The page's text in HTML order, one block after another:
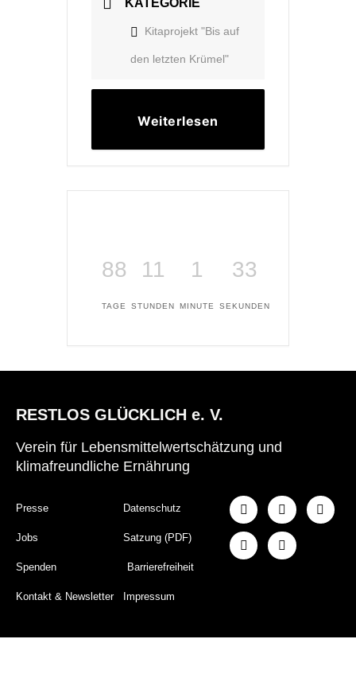
KATEGORIE
Kitaprojekt "Bis auf
den letzten Krümel"
Weiterlesen
88
TAGE
11
STUNDEN
1
MINUTE
33
SEKUNDEN
RESTLOS GLÜCKLICH e. V.
Verein für Lebensmittelwertschätzung und
klimafreundliche Ernährung
Presse
Jobs
Spenden
Kontakt & Newsletter
Datenschutz
Satzung (PDF)
Barrierefreiheit
Impressum